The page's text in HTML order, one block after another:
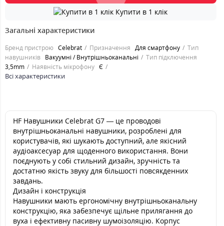
Купити в 1 клік
Загальні характеристики
Бренд пристрою Celebrat Призначення Для смартфону
Тип
навушників Вакуумні / Внутрішньоканальні
Тип підключення
3,5mm
Наявність мікрофону Є
Всі характеристики
HF Навушники Celebrat G7 — це проводові
внутрішньоканальні навушники, розроблені для
користувачів, які шукають доступний, але якісний
аудіоаксесуар для щоденного використання. Вони
поєднують у собі стильний дизайн, зручність та
достатню якість звуку для більшості повсякденних
завдань.
Дизайн і конструкція
Навушники мають ергономічну внутрішньоканальну
конструкцію, яка забезпечує щільне прилягання до
вуха і ефективну пасивну шумоізоляцію. Корпус